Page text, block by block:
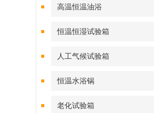
高温恒温油浴
恒温恒湿试验箱
人工气候试验箱
恒温水浴锅
老化试验箱